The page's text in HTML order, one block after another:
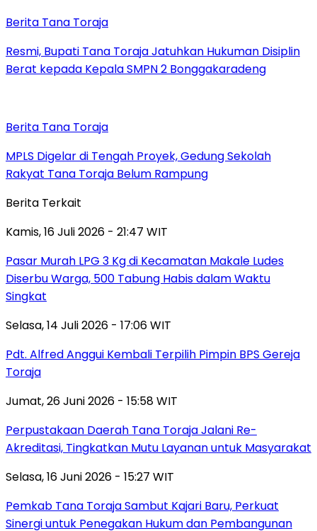
Berita Tana Toraja
Resmi, Bupati Tana Toraja Jatuhkan Hukuman Disiplin
Berat kepada Kepala SMPN 2 Bonggakaradeng
Berita Tana Toraja
MPLS Digelar di Tengah Proyek, Gedung Sekolah
Rakyat Tana Toraja Belum Rampung
Berita Terkait
Kamis, 16 Juli 2026 - 21:47 WIT
Pasar Murah LPG 3 Kg di Kecamatan Makale Ludes
Diserbu Warga, 500 Tabung Habis dalam Waktu
Singkat
Selasa, 14 Juli 2026 - 17:06 WIT
Pdt. Alfred Anggui Kembali Terpilih Pimpin BPS Gereja
Toraja
Jumat, 26 Juni 2026 - 15:58 WIT
Perpustakaan Daerah Tana Toraja Jalani Re-
Akreditasi, Tingkatkan Mutu Layanan untuk Masyarakat
Selasa, 16 Juni 2026 - 15:27 WIT
Pemkab Tana Toraja Sambut Kajari Baru, Perkuat
Sinergi untuk Penegakan Hukum dan Pembangunan